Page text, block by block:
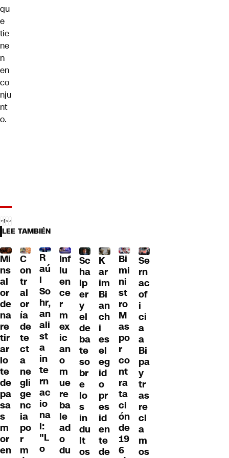
qu
e
tie
ne
n
en
co
nju
nt
o.
LEE TAMBIÉN
Mi
ns
al
or
de
na
re
tir
ar
lo
te
de
pa
sa
s
m
or
en
C
on
tr
al
or
ía
de
te
ct
a
ne
gli
ge
nc
ia
po
r
m
R
aú
l
So
hr,
an
ali
st
a
in
te
rn
ac
io
na
l:
"L
o
Inf
lu
en
ce
r
m
ex
ic
an
o
m
ue
re
ba
le
ad
o
du
Sc
ha
lp
er
y
el
de
ba
te
so
br
e
lo
s
in
du
lt
os
K
ar
im
Bi
an
ch
i
es
el
eg
id
o
pr
es
id
en
te
de
Bi
mi
ni
st
ro
M
as
po
r
co
nt
ra
ta
ci
ón
de
19
6
Se
rn
ac
of
i
ci
a
a
Bi
pa
y
tr
as
re
cl
a
m
os